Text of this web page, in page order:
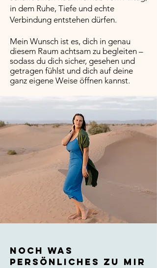
in dem Ruhe, Tiefe und echte
Verbindung entstehen dürfen.
Mein Wunsch ist es, dich in genau
diesem Raum achtsam zu begleiten –
sodass du dich sicher, gesehen und
getragen fühlst und dich auf deine
ganz eigene Weise öffnen kannst.
Noch was
persönliches zu mir